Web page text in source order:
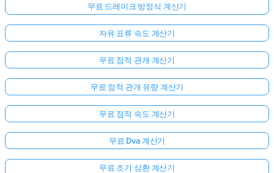
무료 드레이크 방정식 계산기
자유 표류 속도 계산기
무료 점적 관개 계산기
무료 점적 관개 유량 계산기
무료 점적 속도 계산기
무료 Dva 계산기
무료 조기 상환 계산기